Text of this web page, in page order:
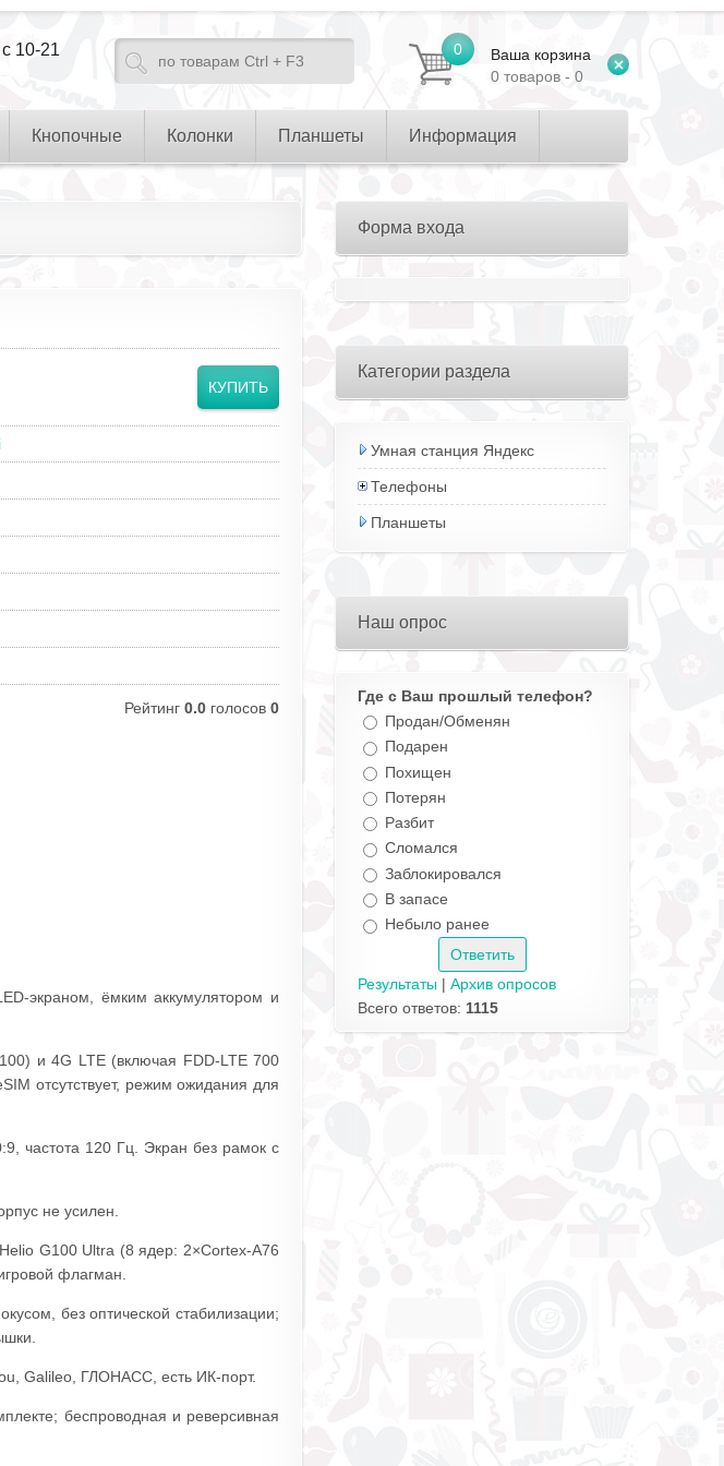
0
Ваша корзина
0 товаров - 0
10-21
Кнопочные Колонки Планшеты Информация
Рейтинг 0.0 голосов 0
экраном, ёмким аккумулятором и
и 4G LTE (включая FDD-LTE 700
отсутствует, режим ожидания для
частота 120 Гц. Экран без рамок с
не усилен.
G100 Ultra (8 ядер: 2×Cortex-A76
флагман.
без оптической стабилизации;
Galileo, ГЛОНАСС, есть ИК-порт.
беспроводная и реверсивная
Форма входа
Категории раздела
Умная станция Яндекс
Телефоны
Планшеты
Наш опрос
Где с Ваш прошлый телефон?
Продан/Обменян
Подарен
Похищен
Потерян
Разбит
Сломался
Заблокировался
В запасе
Небыло ранее
Результаты | Архив опросов
Всего ответов: 1115